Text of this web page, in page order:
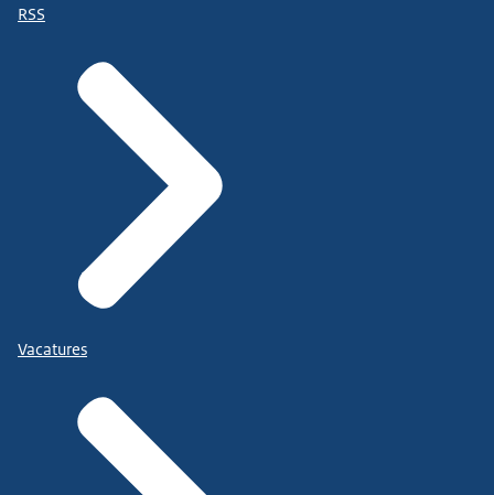
RSS
Vacatures